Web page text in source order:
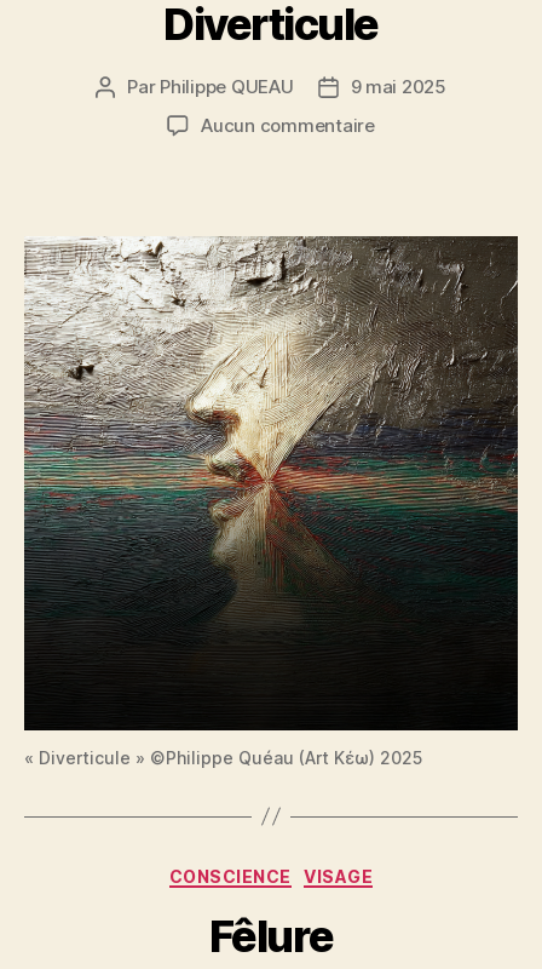
Diverticule
Auteur
Par Philippe QUEAU
Date
de
9 mai 2025
Aucun commentairesur
« Diverticule » ©Philippe Quéau (Art Κέω) 2025
Catégories
CONSCIENCE VISAGE
Fêlure